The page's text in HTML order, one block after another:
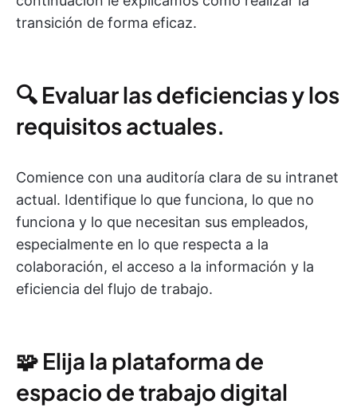
transición de forma eficaz.
🔍 Evaluar las deficiencias y los
requisitos actuales.
Comience con una auditoría clara de su intranet
actual. Identifique lo que funciona, lo que no
funciona y lo que necesitan sus empleados,
especialmente en lo que respecta a la
colaboración, el acceso a la información y la
eficiencia del flujo de trabajo.
🧩 Elija la plataforma de
espacio de trabajo digital